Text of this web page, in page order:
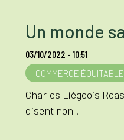
Un monde
03/10/2022 - 10:51
COMMERCE ÉQUITABLE
Charles Liégeois
disent non !